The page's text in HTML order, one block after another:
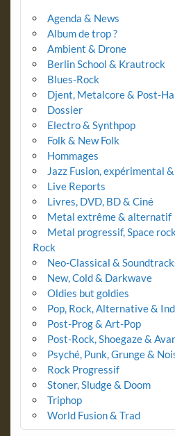
Agenda & News
Album de trop ?
Ambient & Drone
Berlin School & Krautrock
Blues-Rock
Djent, Metalcore & Post-
Dossier
Electro & Synthpop
Folk & New Folk
Hommages
Jazz Fusion, expérimental
Live Reports
Livres, DVD, BD & Ciné
Metal extrême & alternatif
Metal progressif, Space
Rock
Neo-Classical &
New, Cold & Darkwave
Oldies but goldies
Pop, Rock, Alternative &
Post-Prog & Art-Pop
Post-Rock, Shoegaze &
Psyché, Punk, Grunge &
Rock Progressif
Stoner, Sludge & Doom
Triphop
World Fusion & Trad